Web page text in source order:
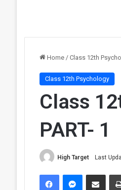
Home / Class 12th
Class 12th Psychology
Class
PART- 1
High Target Last
FacebookMessenger
Share via Email